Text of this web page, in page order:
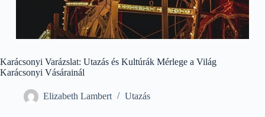
Karácsonyi Varázslat: Utazás és Kultúrák Mérlege a Világ
Karácsonyi Vásárainál
Elizabeth Lambert Utazás